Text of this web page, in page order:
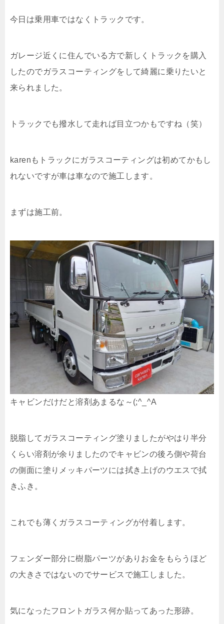
今日は乗用車ではなくトラックです。
ガレージ近くに住んでいる方で新しくトラックを購入
したのでガラスコーティングをして綺麗に乗りたいと
来られました。
トラックでも撥水して走れば目立つかもですね（笑）
karenもトラックにガラスコーティングは初めてかもし
れないですが車は車なので施工します。
まずは施工前。
キャビンだけだと溶剤あまるな～(;^_^A
脱脂してガラスコーティング塗りましたがやはり半分
くらい溶剤が余りましたのでキャビンの後ろ側や荷台
の側面に塗りメッキパーツには拭き上げのウエスで拭
きふき。
これでも薄くガラスコーティングが付着します。
フェンダー部分に樹脂パーツがありお金をもらうほど
の大きさではないのでサービスで施工しました。
気になったフロントガラス何か貼ってあった形跡。